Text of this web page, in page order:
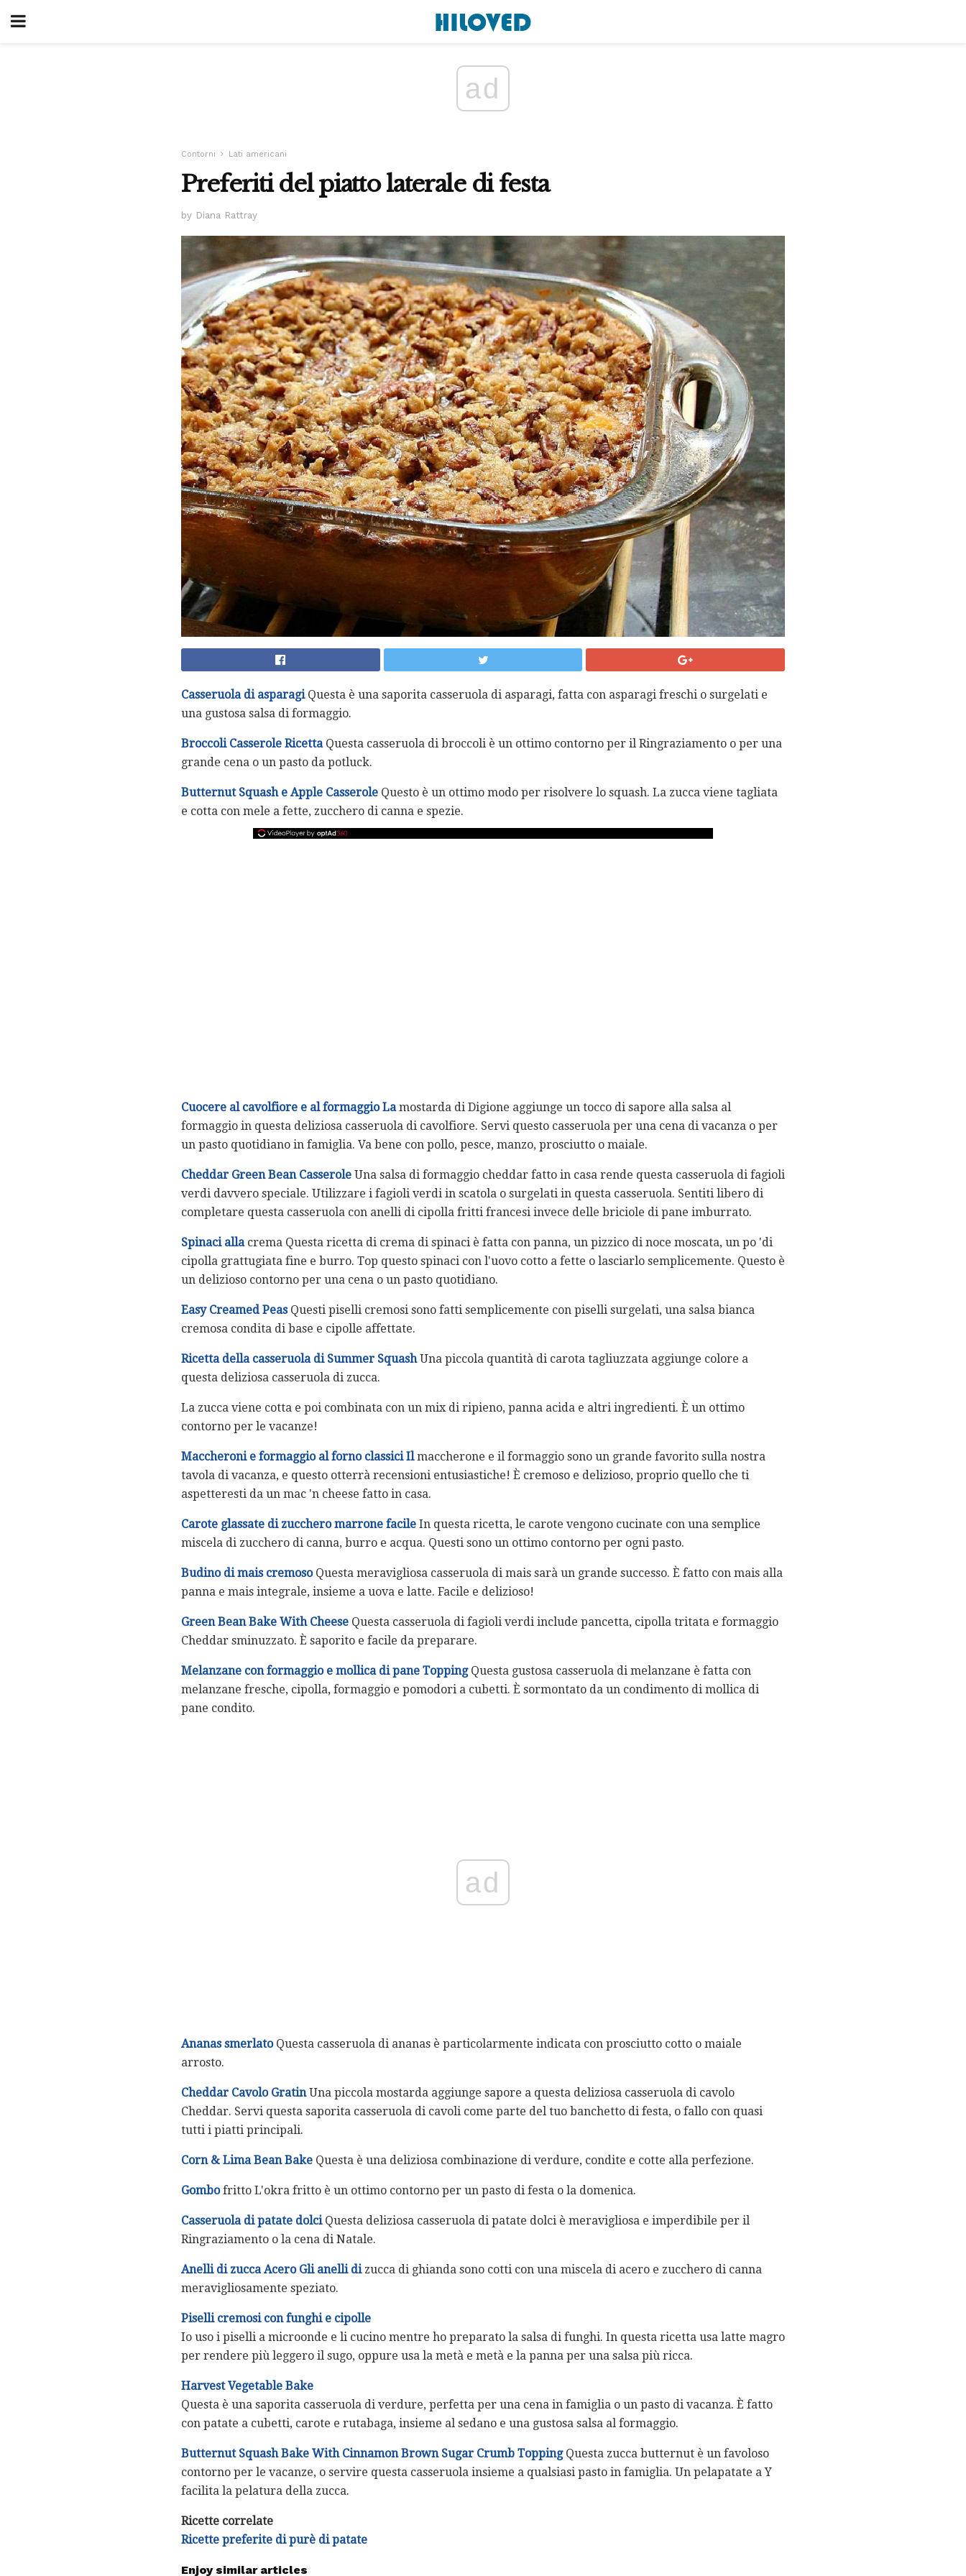
ad
Contorni Lati americani
Preferiti del piatto laterale di festa
by Diana Rattray
Casseruola di asparagiQuesta è una saporita casseruola di asparagi, fatta con asparagi freschi o surgelati e
una gustosa salsa di formaggio.
Broccoli Casserole RicettaQuesta casseruola di broccoli è un ottimo contorno per il Ringraziamento o per una
grande cena o un pasto da potluck.
Butternut Squash e Apple Casserole Questo è un ottimo modo per risolvere lo squash. La zucca viene tagliata
e cotta con mele a fette, zucchero di canna e spezie.
Cuocere al cavolfiore e al formaggio Lamostarda di Digione aggiunge un tocco di sapore alla salsa al
formaggio in questa deliziosa casseruola di cavolfiore. Servi questo casseruola per una cena di vacanza o per
un pasto quotidiano in famiglia. Va bene con pollo, pesce, manzo, prosciutto o maiale.
Cheddar Green Bean Casserole Una salsa di formaggio cheddar fatto in casa rende questa casseruola di fagioli
verdi davvero speciale. Utilizzare i fagioli verdi in scatola o surgelati in questa casseruola. Sentiti libero di
completare questa casseruola con anelli di cipolla fritti francesi invece delle briciole di pane imburrato.
Spinaci allacrema Questa ricetta di crema di spinaci è fatta con panna, un pizzico di noce moscata, un po 'di
cipolla grattugiata fine e burro. Top questo spinaci con l'uovo cotto a fette o lasciarlo semplicemente. Questo è
un delizioso contorno per una cena o un pasto quotidiano.
Easy Creamed PeasQuesti piselli cremosi sono fatti semplicemente con piselli surgelati, una salsa bianca
cremosa condita di base e cipolle affettate.
Ricetta della casseruola di Summer SquashUna piccola quantità di carota tagliuzzata aggiunge colore a
questa deliziosa casseruola di zucca.
La zucca viene cotta e poi combinata con un mix di ripieno, panna acida e altri ingredienti. È un ottimo
contorno per le vacanze!
Maccheroni e formaggio al forno classici Ilmaccherone e il formaggio sono un grande favorito sulla nostra
tavola di vacanza, e questo otterrà recensioni entusiastiche! È cremoso e delizioso, proprio quello che ti
aspetteresti da un mac 'n cheese fatto in casa.
Carote glassate di zucchero marrone facile In questa ricetta, le carote vengono cucinate con una semplice
miscela di zucchero di canna, burro e acqua. Questi sono un ottimo contorno per ogni pasto.
Budino di mais cremosoQuesta meravigliosa casseruola di mais sarà un grande successo. È fatto con mais alla
panna e mais integrale, insieme a uova e latte. Facile e delizioso!
Green Bean Bake With Cheese Questa casseruola di fagioli verdi include pancetta, cipolla tritata e formaggio
Cheddar sminuzzato. È saporito e facile da preparare.
Melanzane con formaggio e mollica di pane ToppingQuesta gustosa casseruola di melanzane è fatta con
melanzane fresche, cipolla, formaggio e pomodori a cubetti. È sormontato da un condimento di mollica di
pane condito.
ad
Ananas smerlatoQuesta casseruola di ananas è particolarmente indicata con prosciutto cotto o maiale
arrosto.
Cheddar Cavolo GratinUna piccola mostarda aggiunge sapore a questa deliziosa casseruola di cavolo
Cheddar. Servi questa saporita casseruola di cavoli come parte del tuo banchetto di festa, o fallo con quasi
tutti i piatti principali.
Corn & Lima Bean Bake Questa è una deliziosa combinazione di verdure, condite e cotte alla perfezione.
Gombofritto L'okra fritto è un ottimo contorno per un pasto di festa o la domenica.
Casseruola di patate dolciQuesta deliziosa casseruola di patate dolci è meravigliosa e imperdibile per il
Ringraziamento o la cena di Natale.
Anelli di zucca Acero Gli anelli dizucca di ghianda sono cotti con una miscela di acero e zucchero di canna
meravigliosamente speziato.
Piselli cremosi con funghi e cipolle
Io uso i piselli a microonde e li cucino mentre ho preparato la salsa di funghi. In questa ricetta usa latte magro
per rendere più leggero il sugo, oppure usa la metà e metà e la panna per una salsa più ricca.
Harvest Vegetable Bake
Questa è una saporita casseruola di verdure, perfetta per una cena in famiglia o un pasto di vacanza. È fatto
con patate a cubetti, carote e rutabaga, insieme al sedano e una gustosa salsa al formaggio.
Butternut Squash Bake With Cinnamon Brown Sugar Crumb ToppingQuesta zucca butternut è un favoloso
contorno per le vacanze, o servire questa casseruola insieme a qualsiasi pasto in famiglia. Un pelapatate a Y
facilita la pelatura della zucca.
Ricette correlate
Ricette preferite di purè di patate
Enjoy similar articles